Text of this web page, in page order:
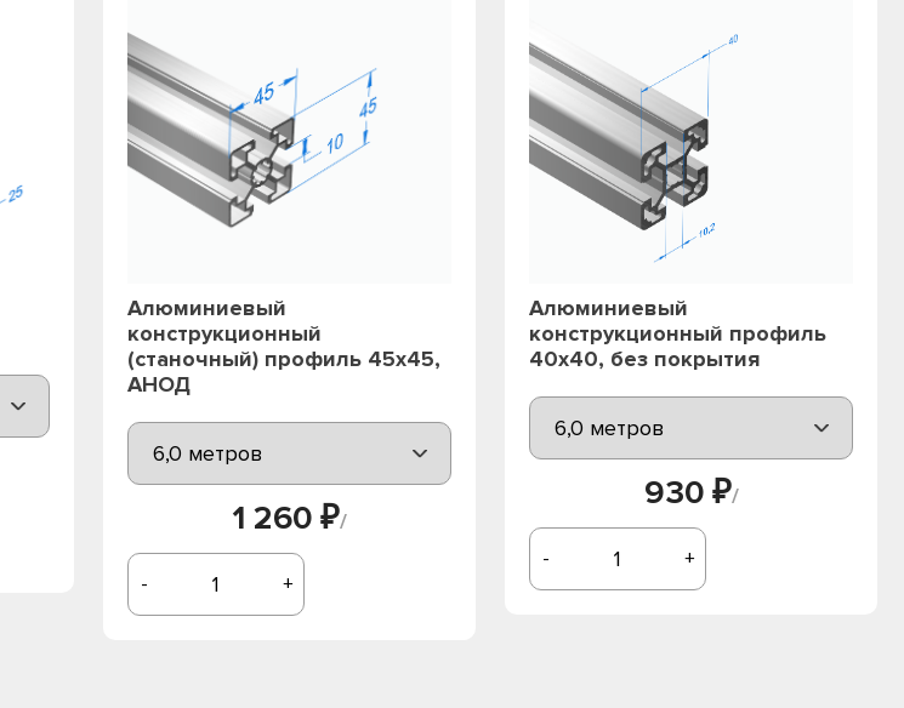
Алюминиевый
конструкционный
(станочный) профиль 45х45,
АНОД
1 260 ₽/
- +
Алюминиевый
конструкционный профиль
40х40, без покрытия
930 ₽/
- +